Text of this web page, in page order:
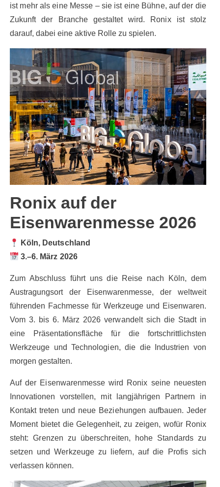
ist mehr als eine Messe – sie ist eine Bühne, auf der die
Zukunft der Branche gestaltet wird. Ronix ist stolz
darauf, dabei eine aktive Rolle zu spielen.
Ronix auf der
Eisenwarenmesse 2026
Köln, Deutschland
3.–6. März 2026
Zum Abschluss führt uns die Reise nach Köln, dem
Austragungsort der Eisenwarenmesse, der weltweit
führenden Fachmesse für Werkzeuge und Eisenwaren.
Vom 3. bis 6. März 2026 verwandelt sich die Stadt in
eine Präsentationsfläche für die fortschrittlichsten
Werkzeuge und Technologien, die die Industrien von
morgen gestalten.
Auf der Eisenwarenmesse wird Ronix seine neuesten
Innovationen vorstellen, mit langjährigen Partnern in
Kontakt treten und neue Beziehungen aufbauen. Jeder
Moment bietet die Gelegenheit, zu zeigen, wofür Ronix
steht: Grenzen zu überschreiten, hohe Standards zu
setzen und Werkzeuge zu liefern, auf die Profis sich
verlassen können.